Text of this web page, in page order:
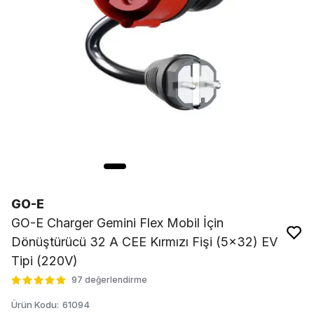
GO-E
GO-E Charger Gemini Flex Mobil İçin
Dönüştürücü 32 A CEE Kırmızı Fişi (5x32) EV
Tipi (220V)
97 değerlendirme
Ürün Kodu: 61094